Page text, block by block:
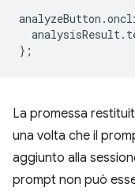
analyzeButton .
analysisResult.
};
La promessa
una volta che il
aggiunto alla
prompt non può